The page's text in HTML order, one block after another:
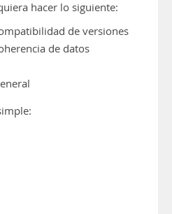
hacer lo siguiente:
de versiones
de datos